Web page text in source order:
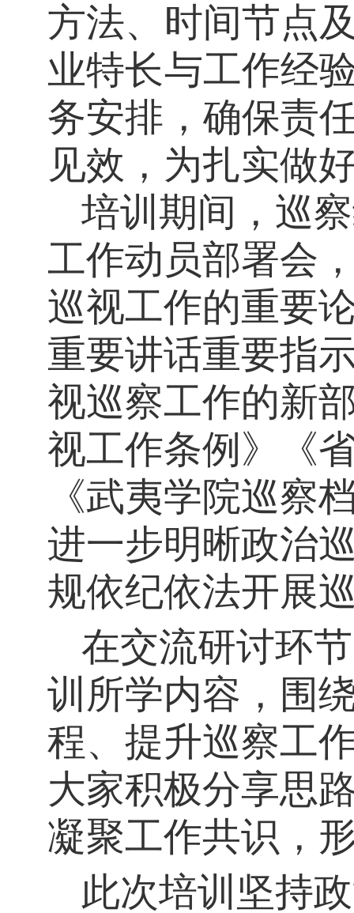
方法、时间节点
业特长与工作经
务安排，确保责
见效，为扎实做
培训期间， 巡
工作动员部署会
巡视工作的重要
重要讲话重要指
视巡察工作的新
视工作条例》《
《武夷学院巡察
进一步明晰政治
规依纪依法开展
在交流研讨环
训所学内容，围
程、提升巡察工
大家积极分享思
凝聚工作共识，
此次培训坚持